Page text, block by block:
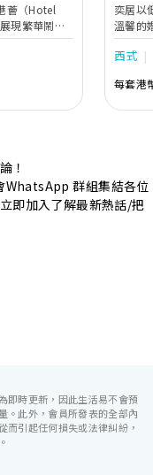
薈（Hotel
現繁華鬧巿
之選。專業團
完美，保證
宴會
並採用極富
神韻。不論
別日子，令
奕居以
溫馨的
團隊會
西式
每套港
！
WhatsApp 群組集結各位
即加入了解最新熱話/把
即時更新，因此生活易不會預
。此外，會員所發表的全部內
而引起任何損失或法律糾紛，